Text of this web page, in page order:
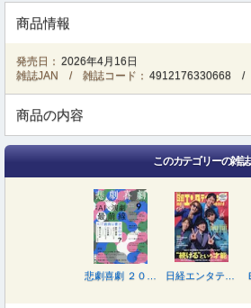
商品情報
発売日： 2026年4月16日
雑誌JAN / 雑誌コード： 4912176330668 /
商品の内容
このカテゴリーの雑誌